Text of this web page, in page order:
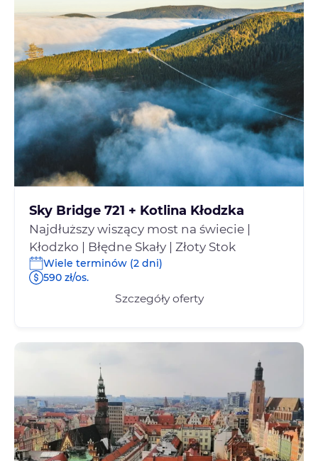
Sky Bridge 721 + Kotlina Kłodzka
Najdłuższy wiszący most na świecie |
Kłodzko | Błędne Skały | Złoty Stok
Wiele terminów (2 dni)
590 zł/os.
Szczegóły oferty